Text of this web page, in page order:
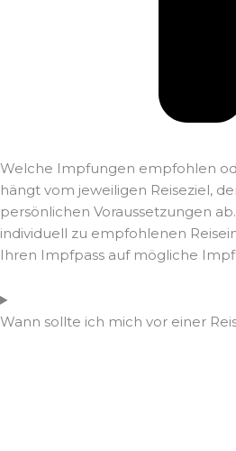
Welche Impfungen empfohlen
hängt vom jeweiligen Reiseziel,
persönlichen Voraussetzungen
individuell zu empfohlenen
Ihren Impfpass auf mögliche
Wann sollte ich mich vor einer